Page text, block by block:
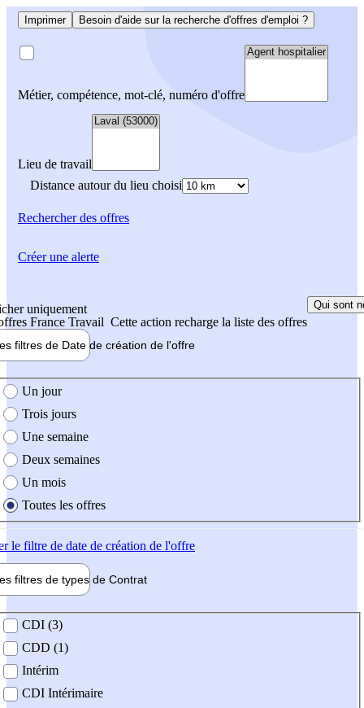
Imprimer Besoin d'aide sur la recherche d'offres d'emploi ?
Métier, compétence, mot-clé, numéro d'offre
Lieu de travail
Distance autour du lieu choisi
Rechercherdes offres
uniquement
France Travail Cette action recharge la liste des offres
Qui sont
filtres de Date de création de l'offre
création de l'offre
Un jour
Trois jours
Une semaine
Deux semaines
Un mois
Toutes les offres
le filtre de date de création de l'offre
filtres de types de Contrat
contrat
CDI (3)
CDD (1)
Intérim
CDI Intérimaire
Créer une alerte